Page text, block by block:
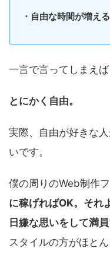
・自由な時間が増える
一言で言ってしまえば
とにかく自由。
実際、自由が好きな
いです。
僕の周りのWeb制作
に稼げればOK。それ
日嫌な思いをして満
スタイルの方がほとん